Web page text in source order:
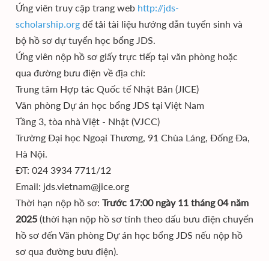
Ứng viên truy cập trang web http://jds-
scholarship.org để tải tài liệu hướng dẫn tuyển sinh và
bộ hồ sơ dự tuyển học bổng JDS.
Ứng viên nộp hồ sơ giấy trực tiếp tại văn phòng hoặc
qua đường bưu điện về địa chỉ:
Trung tâm Hợp tác Quốc tế Nhật Bản (JICE)
Văn phòng Dự án học bổng JDS tại Việt Nam
Tầng 3, tòa nhà Việt - Nhật (VJCC)
Trường Đại học Ngoại Thương, 91 Chùa Láng, Đống Đa,
Hà Nội.
ĐT: 024 3934 7711/12
Email: jds.vietnam@jice.org
Thời hạn nộp hồ sơ: Trước 17:00 ngày 11 tháng 04 năm
2025 (thời hạn nộp hồ sơ tính theo dấu bưu điện chuyển
hồ sơ đến Văn phòng Dự án học bổng JDS nếu nộp hồ
sơ qua đường bưu điện).